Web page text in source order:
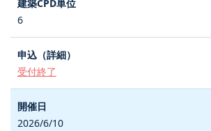
6
受付終了
2026/6/10